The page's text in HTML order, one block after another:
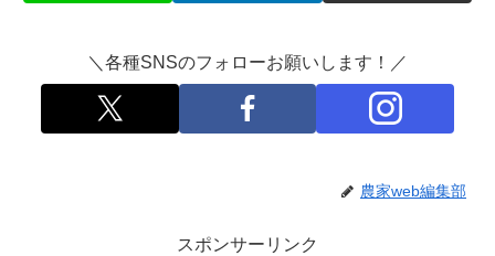
＼各種SNSのフォローお願いします！／
農家web編集部
スポンサーリンク